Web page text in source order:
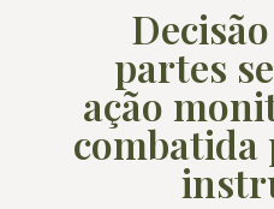
partes
ação
combatida